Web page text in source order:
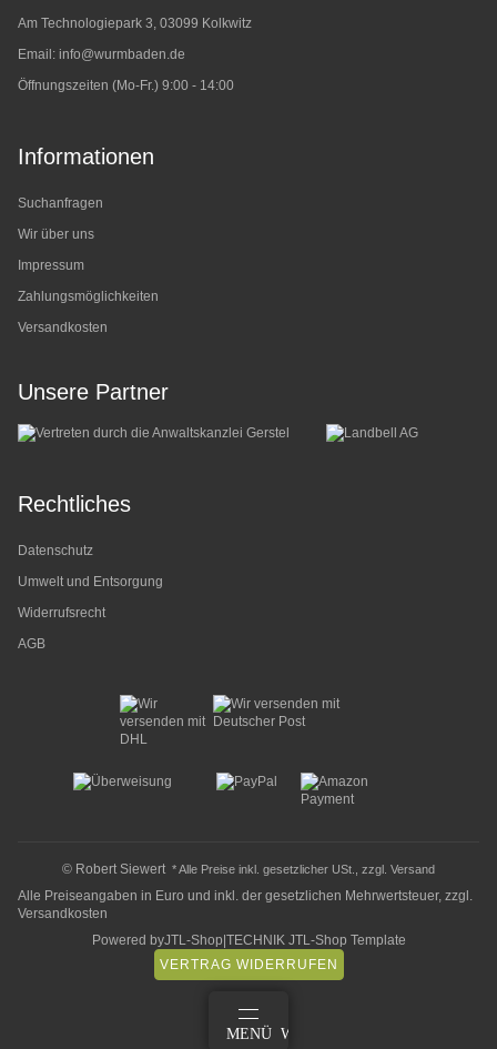
Am Technologiepark 3, 03099 Kolkwitz
Email: info@wurmbaden.de
Öffnungszeiten (Mo-Fr.) 9:00 - 14:00
Informationen
Suchanfragen
Wir über uns
Impressum
Zahlungsmöglichkeiten
Versandkosten
Unsere Partner
Rechtliches
Datenschutz
Umwelt und Entsorgung
Widerrufsrecht
AGB
© Robert Siewert * Alle Preise inkl. gesetzlicher USt., zzgl. Versand
Alle Preiseangaben in Euro und inkl. der gesetzlichen Mehrwertsteuer, zzgl.
Versandkosten
Powered byJTL-Shop TECHNIK JTL-Shop Template
VERTRAG WIDERRUFEN
MENÜ WARENKORB